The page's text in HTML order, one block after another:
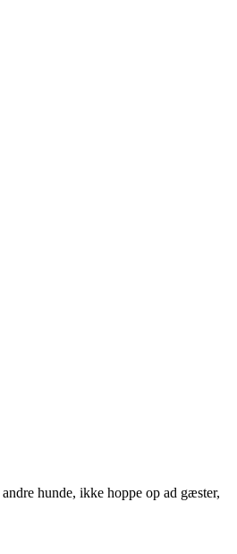
hunde, ikke hoppe op ad gæster,